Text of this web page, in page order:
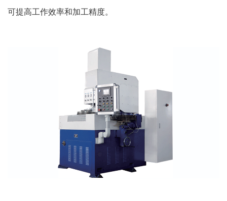
可提高工作效率和加工精度。